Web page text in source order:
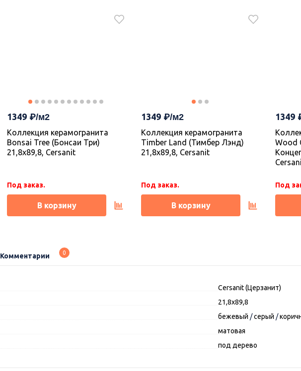
светло-серый рельеф 59,8х59,8,
Cersanit
В наличии 35.044 м2
В корзину
серый рельеф 59,8х59,8,
Cersanit
В наличии 2.856 м2
В корзину
Под
1349
Коллекция керамогранита
Bonsai Tree (Бонсаи Три)
21,8х89,8, Cersanit
Под заказ.
В корзину
1349
Коллекция керамогранита
Timber Land (Тимбер Лэнд)
21,8х89,8, Cersanit
Под заказ.
В корзину
1349
Wood
Под
Комментарии 0
Cersanit (Церзанит)
21,8х89,8
бежевый /серый /
матовая
под дерево